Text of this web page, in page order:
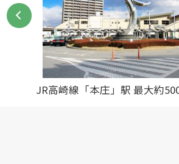
JR高崎線「本庄」駅 最大約